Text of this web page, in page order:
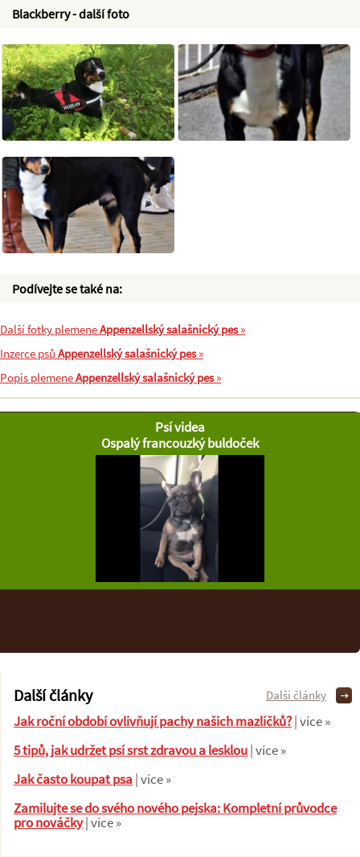
Blackberry - další foto
Podívejte se také na:
Další fotky plemeneAppenzellský salašnický pes»
Inzerce psů Appenzellský salašnický pes»
Popis plemeneAppenzellský salašnický pes»
Psí videa
Ospalý francouzký buldoček
Další články
Jak roční období ovlivňují pachy našich mazlíčků?| více »
5 tipů, jak udržet psí srst zdravou a lesklou| více »
Jak často koupat psa| více »
Zamilujte se do svého nového pejska: Kompletní průvodce
pro nováčky| více »
Další články